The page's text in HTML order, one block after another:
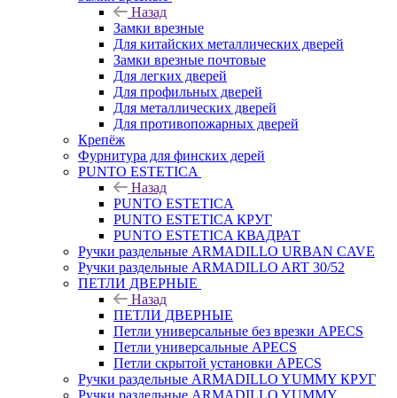
Назад
Замки врезные
Для китайских металлических дверей
Замки врезные почтовые
Для легких дверей
Для профильных дверей
Для металлических дверей
Для противопожарных дверей
Крепёж
Фурнитура для финских дерей
PUNTO ESTETICA
Назад
PUNTO ESTETICA
PUNTO ESTETICA КРУГ
PUNTO ESTETICA КВАДРАТ
Ручки раздельные ARMADILLO URBAN CAVE
Ручки раздельные ARMADILLO ART 30/52
ПЕТЛИ ДВЕРНЫЕ
Назад
ПЕТЛИ ДВЕРНЫЕ
Петли универсальные без врезки APECS
Петли универсальные APECS
Петли скрытой установки APECS
Ручки раздельные ARMADILLO YUMMY КРУГ
Ручки раздельные ARMADILLO YUMMY